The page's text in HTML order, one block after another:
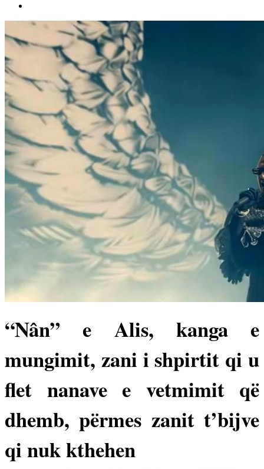
“Nân” e Alis, kanga e
mungimit, zani i shpirtit qi u
flet nanave e vetmimit që
dhemb, përmes zanit t’bijve
qi nuk kthehen